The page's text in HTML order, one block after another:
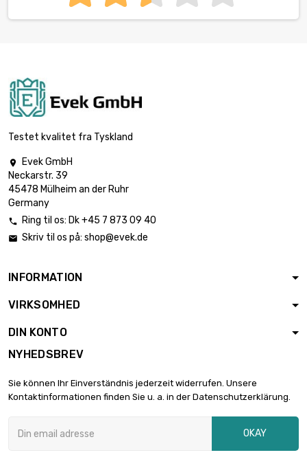
Testet kvalitet fra Tyskland

Evek GmbH
Neckarstr. 39
45478 Mülheim an der Ruhr
Germany
 Ring til os: Dk +45 7 873 09 40
 Skriv til os på: shop@evek.de
INFORMATION
VIRKSOMHED
DIN KONTO
NYHEDSBREV
Sie können Ihr Einverständnis jederzeit widerrufen. Unsere
Kontaktinformationen finden Sie u. a. in der Datenschutzerklärung.
OKAY